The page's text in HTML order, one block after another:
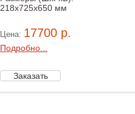
218x725x650 мм
Цена: 17700 р.
Подробно...